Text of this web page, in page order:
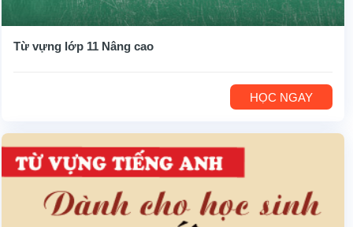
Từ vựng lớp 11 Nâng cao
HỌC NGAY